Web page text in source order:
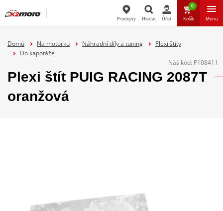
Prodejny Hledat Účet
0
Košík Menu
Domů Na motorku Náhradní díly a tuning
Plexi štíty
Do kapotáže
Náš kód: P108411
Plexi štít PUIG RACING 2087T
oranžová